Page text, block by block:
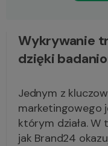
Wykrywanie
dzięki
Jednym z
marketingowego
którym działa. W
jak Brand24